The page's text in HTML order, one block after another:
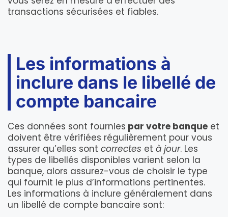
transactions sécurisées et fiables.
Les informations à
inclure dans le libellé de
compte bancaire
Ces données sont fournies par votre banque et
doivent être vérifiées régulièrement pour vous
assurer qu’elles sont correctes et à jour. Les
types de libellés disponibles varient selon la
banque, alors assurez-vous de choisir le type
qui fournit le plus d’informations pertinentes.
Les informations à inclure généralement dans
un libellé de compte bancaire sont: